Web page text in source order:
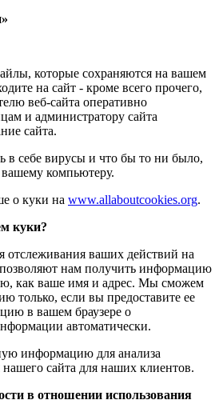
которые сохраняются на вашем
на сайт - кроме всего прочего,
веб-сайта оперативно
и администратору сайта
сайта.
в себе вирусы и что бы то ни было,
компьютеру.
о куки на www.allaboutcookies.org.
куки?
отслеживания ваших действий на
нам получить информацию
как ваше имя и адрес. Мы сможем
только, если вы предоставите ее
в вашем браузере о
автоматически.
информацию для анализа
сайта для наших клиентов.
в отношении использования